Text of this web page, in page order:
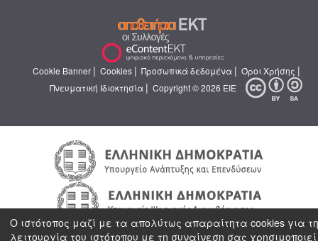
Cookie Banner | Cookies | Προσωπικά δεδομένα | Όροι Χρήσης |
Πνευματική Ιδιοκτησία | Copyright © 2026 ΕΙΕ
Ο ιστότοπος μαζί με τα απολύτως απαραίτητα cookies για
λειτουργία του ιστότοπου με τη συναίνεση σας χρησιμοποιεί